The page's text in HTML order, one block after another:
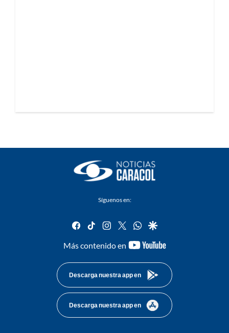
Síguenos en:
facebook
tiktok instagram
twitterwhatsapp
google
Más contenido en
youtube-
Descarga nuestra app en
Descarga nuestra app en